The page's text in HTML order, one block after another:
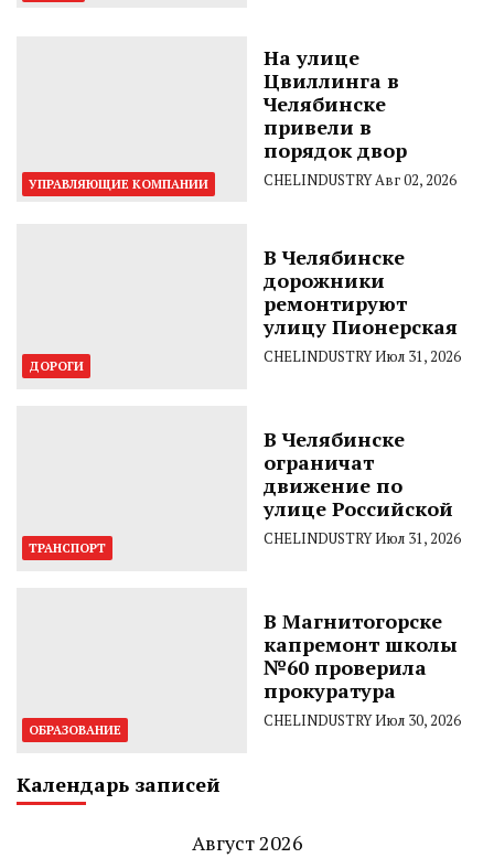
УПРАВЛЯЮЩИЕ КОМПАНИИ
На улице
Цвиллинга в
Челябинске
привели в
порядок двор
CHELINDUSTRYАвг 02, 2026
ДОРОГИ
В Челябинске
дорожники
ремонтируют
улицу Пионерская
CHELINDUSTRYИюл 31, 2026
ТРАНСПОРТ
В Челябинске
ограничат
движение по
улице Российской
CHELINDUSTRYИюл 31, 2026
ОБРАЗОВАНИЕ
В Магнитогорске
капремонт школы
№60 проверила
прокуратура
CHELINDUSTRYИюл 30, 2026
Календарь записей
Август 2026